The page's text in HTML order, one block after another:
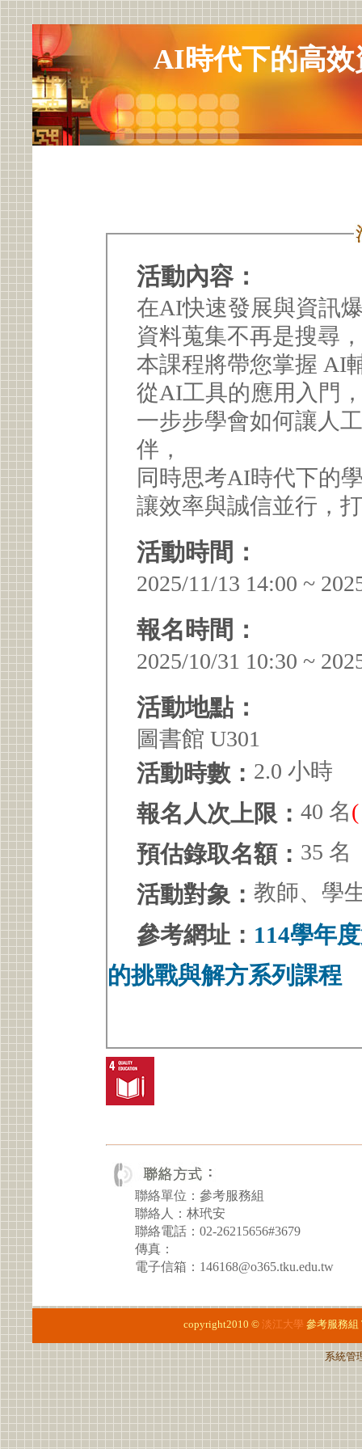
AI時代下的高效
活動內容：
在AI快速發展與資訊
資料蒐集不再是搜尋
本課程將帶您掌握 AI
從AI工具的應用入門
一步步學會如何讓人
伴，
同時思考AI時代下的
讓效率與誠信並行，
活動時間：
2025/11/13 14:00 ~
報名時間：
2025/10/31 10:30 ~
活動地點：
圖書館 U301
活動時數： 2.0 小時
報名人次上限： 40 名
預估錄取名額： 35 名
活動對象： 教師、學
參考網址： 114學年
的挑戰與解方系列課程
聯絡單位：參考服務組
聯絡人：林玳安
聯絡電話：02-26215656#3679
傳真：
電子信箱：146168@o365.tku.edu.tw
copyright2010 © 淡江大學 參考服務組
系統管